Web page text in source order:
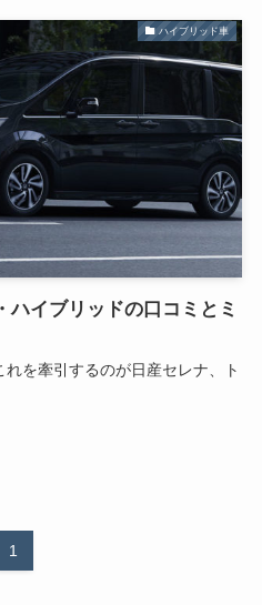
ハイブリッド車
ハイブリッドの口コミとミ
を牽引するのが日産セレナ、ト
1